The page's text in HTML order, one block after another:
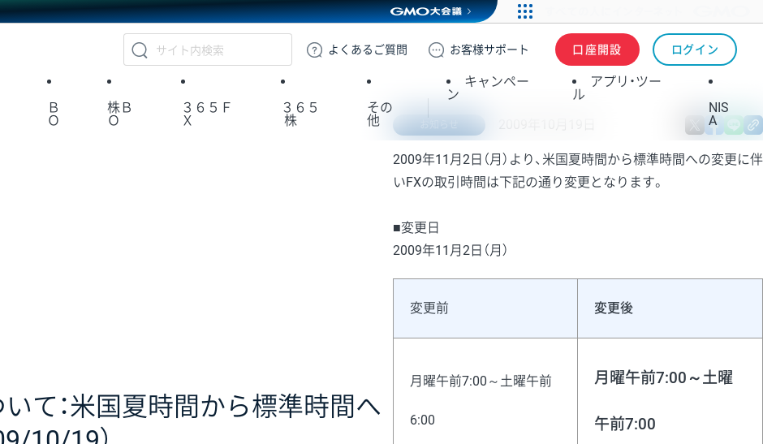
GMOクリック証券
よくある ご質問 お客様サポート 口座開設 ログイン
Ｂ
Ｏ
株Ｂ
Ｏ
３６５Ｆ
Ｘ
３６５
株
その
他
キャンペー
ン
アプリ・ツー
ル
NIS
A
て：米国夏時間から標準時間へ
X
2009年11月2日（月）より、米国夏時間から標準時間への変更に伴
いFXの取引時間は下記の通り変更となります。
■変更日
2009年11月2日（月）
変更前 変更後
月曜午前7:00～土曜午前
6:00
月曜午前7:00～土曜
午前7:00